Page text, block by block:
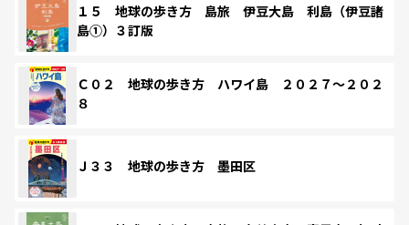
１５ 地球の歩き方 島旅 伊豆大島 利島（伊豆諸
島①）３訂版
Ｃ０２ 地球の歩き方 ハワイ島 ２０２７～２０２
８
Ｊ３３ 地球の歩き方 墨田区